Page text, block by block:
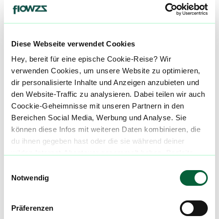
Diese Webseite verwendet Cookies
Hey, bereit für eine epische Cookie-Reise? Wir
verwenden Cookies, um unsere Website zu optimieren,
dir personalisierte Inhalte und Anzeigen anzubieten und
den Website-Traffic zu analysieren. Dabei teilen wir auch
Coockie-Geheimnisse mit unseren Partnern in den
Bereichen Social Media, Werbung und Analyse. Sie
können diese Infos mit weiteren Daten kombinieren, die
du ihnen gegeben hast oder die sie während deiner
Notwendig
Präferenzen
Über diesen Strain: Super Citra G
S Super Citra G
Super Citra G, oft auch Super-G Citra geschrieben, ist ein sativadominierter Hybrid-Strain, der aus der Kreuzung von Ultra Sour und Lemon Margy hervorgegangen ist. Diese einzigartige Kombination weckt bei einigen Kennern Erinnerungen an die traditionellen Haze-Sorten. ::br ###### Super Citra G Aroma & Geschmack Durch die dominanten Terpene Limonen, Pinene und β-Caryophyllen bietet der Super-G Citra eine herrliche Vielfalt an Aromen und Geschmacksrichtungen, darunter Gas, Zitrone, Kräuter und Kiefer. ::br ###### Super Citra G Strain Wirkung Der Super Citra G Strain ist für seine belebende Wirkung bekannt und verleiht dazu seinen Nutzern ein Gefühl von Glück, Euphorie und Geselligkeit. Mit einem THC-Gehalt von etwa 27 % ist er primär für erfahrene Anwender geeignet. Aufgrund seiner eher aktivierenden Eigenschaften wird empfohlen, ihn vorzugsweise morgens, mittags oder gegebenenfalls auch abends zu genießen. ::br Unsere Datenbank lebt von den Erfahrungen der Community. Hast du den Super Citra G Strain schon konsumiert? Hast du Erfahrung mit der Super Citra GWirkung? Dann teile deine Erfahrungen mit uns und hilf anderen Patienten dabei, ihren perfekten Strain für sich zu finden. ::br Wenn du eine Super Citra G Cannabisblüte bestellen möchtest, nutze einfach unseren Preisvergleich um die günstigste Cannabis Apotheke für diese Blüte zu finden.
Cannabisblüten mit diesem Strain
Super Citra G